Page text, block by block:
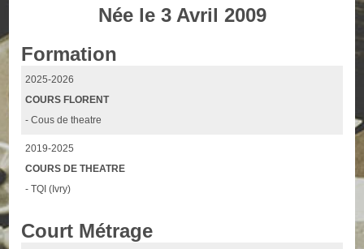
Née le 3 Avril 2009
Formation
2025-2026
COURS FLORENT
- Cous de theatre
2019-2025
COURS DE THEATRE
- TQI (Ivry)
Court Métrage